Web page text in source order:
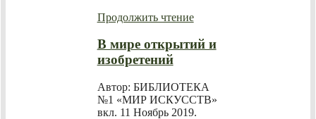
Продолжить чтение
В мире открытий и
изобретений
Автор: БИБЛИОТЕКА
№1 «МИР ИСКУССТВ»
вкл. 11 Ноябрь 2019.